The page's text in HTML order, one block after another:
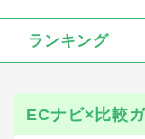
ランキング
ECナビ×比較